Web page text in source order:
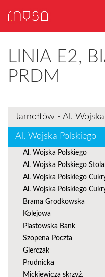
LINIA E2,
PRDM
Jarnołtów - Al.
Al. Wojska Polskiego -
Al. Wojska Polskiego
Al. Wojska Polskiego
Al. Wojska Polskiego
Al. Wojska Polskiego
Brama Grodkowska
Kolejowa
Piastowska Bank
Szopena Poczta
Gierczak
Prudnicka
Mickiewicza skrzyż.